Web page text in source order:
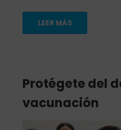
LEER MÁS
Protégete del
vacunación